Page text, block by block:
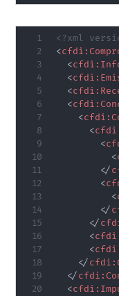
<?xml
<cfdi:
<cfdi:
<cfdi:
<cfdi:
<cfdi:
<cfdi:
<
<
<
</
<
<
</
</
<
<
</cfdi:
</cfdi:
<cfdi: